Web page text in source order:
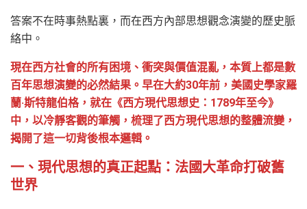
答案不在時事熱點裏，而在西方內部思想觀念演變的歷史脈
絡中。
現在西方社會的所有困境、衝突與價值混亂，本質上都是數
百年思想演變的必然結果。早在大約30年前，美國史學家羅
蘭·斯特龍伯格，就在《西方現代思想史：1789年至今》
中，以冷靜客觀的筆觸，梳理了西方現代思想的整體流變，
揭開了這一切背後根本邏輯。
一、現代思想的真正起點：法國大革命打破舊
世界